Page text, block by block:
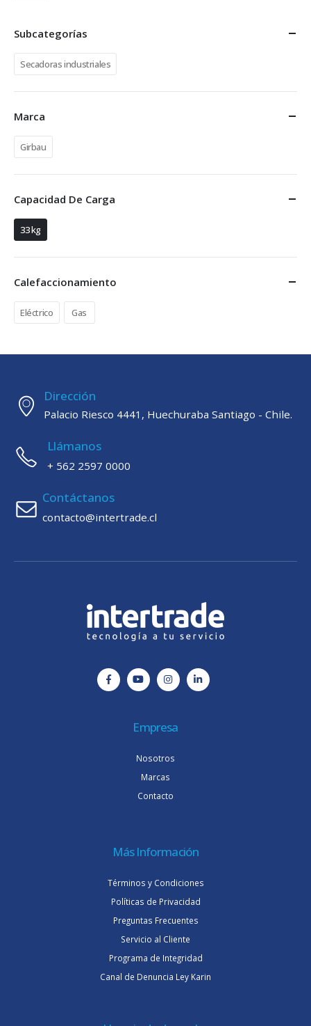
Subcategorías
Secadoras industriales
Marca
Girbau
Capacidad De Carga
33 kg
Calefaccionamiento
Eléctrico Gas
Dirección
Palacio Riesco 4441, Huechuraba Santiago - Chile.
Llámanos
+ 562 2597 0000
Contáctanos
contacto@intertrade.cl
Empresa
Nosotros
Marcas
Contacto
Más Información
Términos y Condiciones
Políticas de Privacidad
Preguntas Frecuentes
Servicio al Cliente
Programa de Integridad
Canal de Denuncia Ley Karin